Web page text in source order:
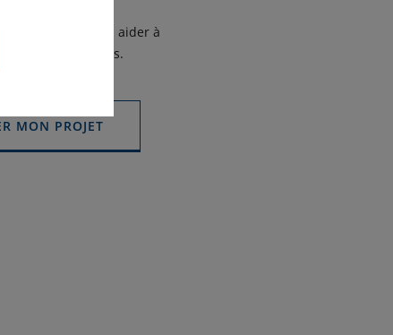
outils pour vous aider à
salle de bains.
MON PROJET